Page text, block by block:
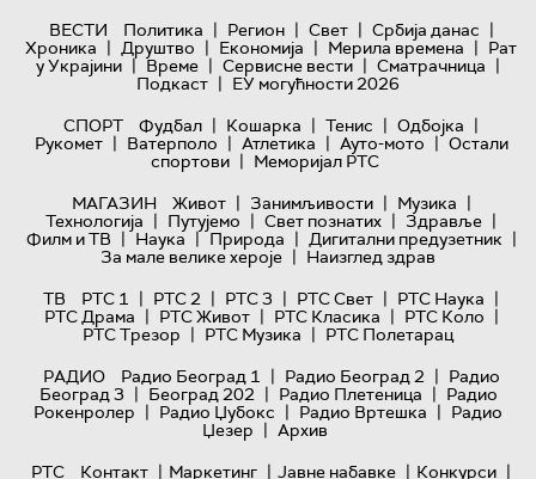
ВЕСТИ Политика | Регион | Свет | Србија данас |
Хроника | Друштво | Економија | Мерила времена | Рат
у Украјини | Време | Сервисне вести | Сматрачница |
Подкаст | ЕУ могућности 2026
СПОРТ
Фудбал | Кошарка | Тенис | Одбојка |
Рукомет | Ватерполо | Атлетика | Ауто-мото | Остали
спортови | Меморијал РТС
МАГАЗИН
Живот | Занимљивости | Музика |
Технологијa | Путујемо | Свет познатих | Здравље |
Филм и ТВ | Наука | Природа | Дигитални предузетник |
За мале велике хероје | Наизглед здрав
ТВ
РТС 1 | РТС 2 | РТС 3 | РТС Свет | РТС Наука |
РТС Драма | РТС Живот | РТС Класика | РТС Коло |
РТС Трезор | РТС Музика | РТС Полетарац
РАДИО
Радио Београд 1 | Радио Београд 2 | Радио
Београд 3 | Београд 202 | Радио Плетеница | Радио
Рокенролер | Радио Џубокс | Радио Вртешка | Радио
Џезер | Архив
РТС
Контакт | Маркетинг | Јавне набавке | Конкурси |